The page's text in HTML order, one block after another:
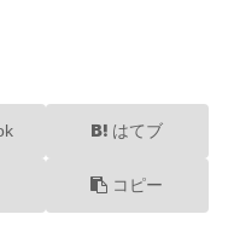
はてブ
コピー